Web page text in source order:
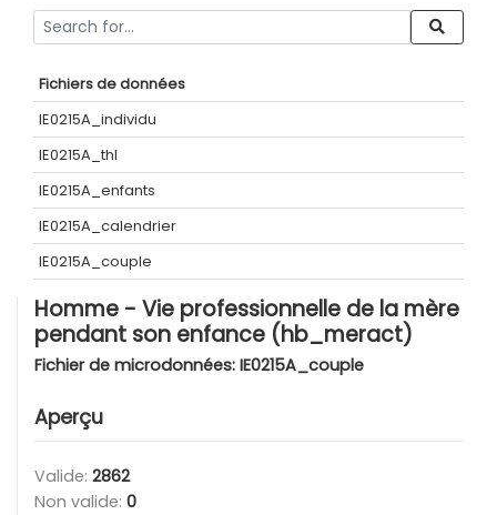
Fichiers de données
IE0215A_individu
IE0215A_thl
IE0215A_enfants
IE0215A_calendrier
IE0215A_couple
Homme - Vie professionnelle de la mère
pendant son enfance (hb_meract)
Fichier de microdonnées: IE0215A_couple
Aperçu
Valide: 2862
Non valide: 0